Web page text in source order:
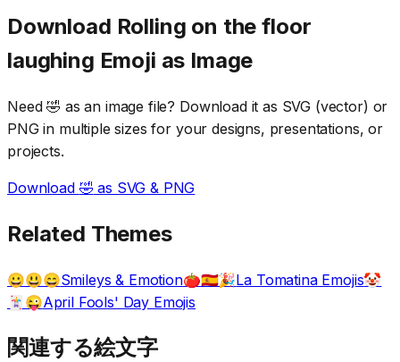
Download Rolling on the floor
laughing Emoji as Image
Need🤣 as an image file? Download it as SVG (vector) or
PNG in multiple sizes for your designs, presentations, or
projects.
Download 🤣 as SVG & PNG
Related Themes
😀😃😄Smileys & Emotion🍅🇪🇸🎉La Tomatina Emojis🤡
🃏😜April Fools' Day Emojis
関連する絵文字